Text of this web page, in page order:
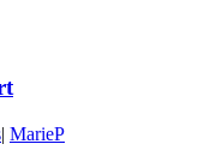
| MarieP